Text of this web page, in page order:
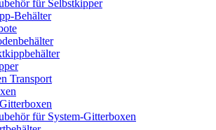
für Selbstkipper
Behälter
Transport
für System-Gitterboxen